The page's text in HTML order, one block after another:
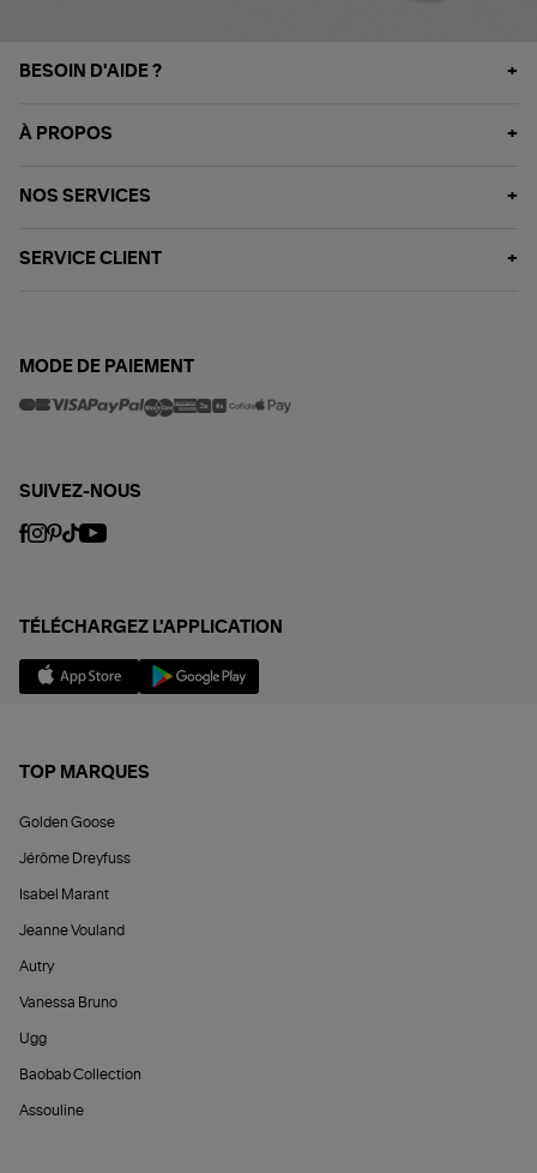
BESOIN D'AIDE ?
À PROPOS
NOS SERVICES
SERVICE CLIENT
MODE DE PAIEMENT
SUIVEZ-NOUS
TÉLÉCHARGEZ L'APPLICATION
TOP MARQUES
Golden Goose
Jérôme Dreyfuss
Isabel Marant
Jeanne Vouland
Autry
Vanessa Bruno
Ugg
Baobab Collection
Assouline